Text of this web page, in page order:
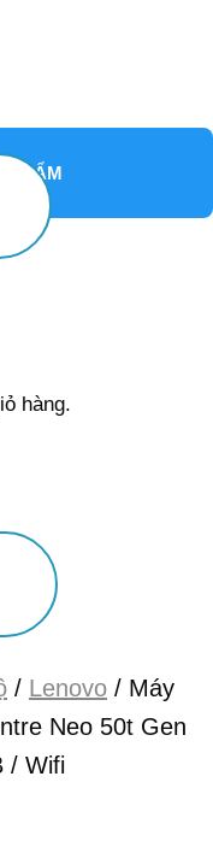
hàng.
PHẨM
/ Lenovo / Máy
Neo 50t Gen
/ Wifi